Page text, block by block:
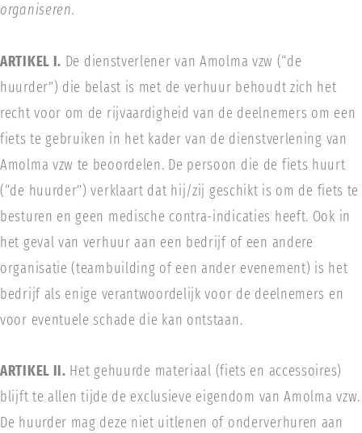
organiseren.
ARTIKEL I. De dienstverlener van Amolma vzw (“de
huurder”) die belast is met de verhuur behoudt zich het
recht voor om de rijvaardigheid van de deelnemers om een
fiets te gebruiken in het kader van de dienstverlening van
Amolma vzw te beoordelen. De persoon die de fiets huurt
(“de huurder”) verklaart dat hij/zij geschikt is om de fiets te
besturen en geen medische contra-indicaties heeft. Ook in
het geval van verhuur aan een bedrijf of een andere
organisatie (teambuilding of een ander evenement) is het
bedrijf als enige verantwoordelijk voor de deelnemers en
voor eventuele schade die kan ontstaan.
ARTIKEL II. Het gehuurde materiaal (fiets en accessoires)
blijft te allen tijde de exclusieve eigendom van Amolma vzw.
De huurder mag deze niet uitlenen of onderverhuren aan